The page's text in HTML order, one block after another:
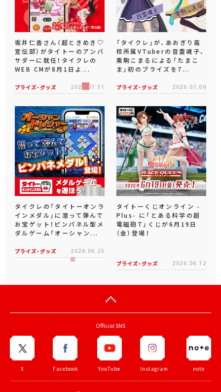
坂井仁香さん（超ときめき♡
宣伝部）がタイトーのアンバ
サダーに就任！タイクレの
WEB CMが8月1日よ...
プライズ・グッズ 2026.07.31
「タイクレ」が、あおぎり高
校所属VTuberの音霊魂子、
栗駒こまるによる「たまこ
ま」初のプライズを7...
プライズ・グッズ 2026.07.09
タイクレの「タイトーオンラ
インメダル」に潜って弾んで
お宝ゲット！ピンパネル型メ
ダルゲーム「オーシャン...
プライズ・グッズ 2026.06.25
タイトーくじオンライン -
Plus- に「とある科学の超
電磁砲T」くじが6月19日
（金）登場！
プライズ・グッズ 2026.06.12
Official SNS
X Facebook YouTube Instagram note